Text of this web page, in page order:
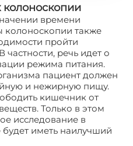
колоноскопии
времени
также
пройти
частности, речь идет о
режима питания.
пациент должен
и нежирную пищу.
кишечник от
Только в этом
исследование в
иметь наилучший